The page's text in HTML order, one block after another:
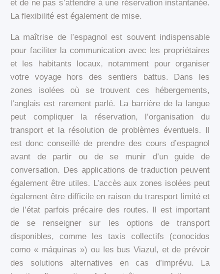
et de ne pas s’attendre à une réservation instantanée.
La flexibilité est également de mise.
La maîtrise de l’espagnol est souvent indispensable
pour faciliter la communication avec les propriétaires
et les habitants locaux, notamment pour organiser
votre voyage hors des sentiers battus. Dans les
zones isolées où se trouvent ces hébergements,
l’anglais est rarement parlé. La barrière de la langue
peut compliquer la réservation, l’organisation du
transport et la résolution de problèmes éventuels. Il
est donc conseillé de prendre des cours d’espagnol
avant de partir ou de se munir d’un guide de
conversation. Des applications de traduction peuvent
également être utiles. L’accès aux zones isolées peut
également être difficile en raison du transport limité et
de l’état parfois précaire des routes. Il est important
de se renseigner sur les options de transport
disponibles, comme les taxis collectifs (conocidos
como « máquinas ») ou les bus Viazul, et de prévoir
des solutions alternatives en cas d’imprévu. La